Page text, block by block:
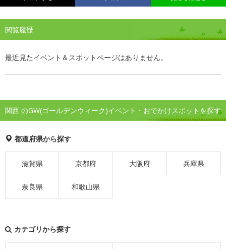
閲覧履歴
最近見たイベント＆スポットページはありません。
関西 のGW(ゴールデンウィーク)イベント・おでかけスポットを探す
都道府県から探す
滋賀県 京都府 大阪府 兵庫県
奈良県 和歌山県
カテゴリから探す